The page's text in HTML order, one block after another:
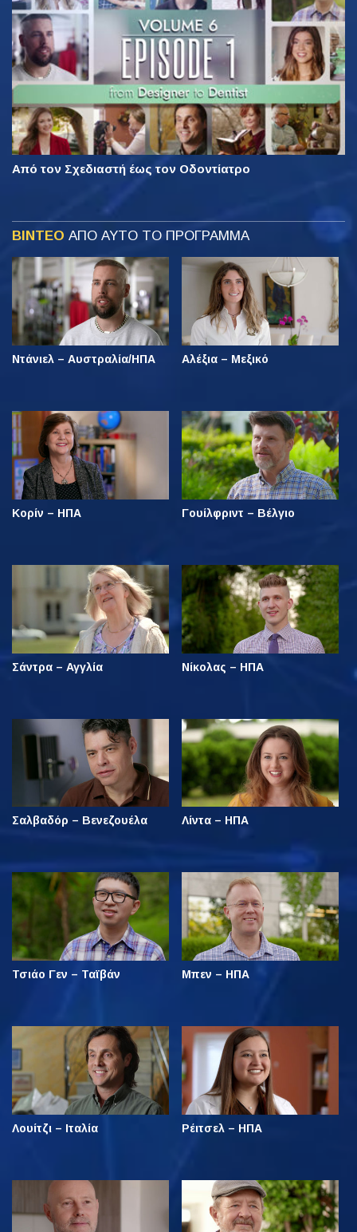
Από τον Σχεδιαστή έως τον Οδοντίατρο
ΒΙΝΤΕΟ ΑΠΟ ΑΥΤΟ ΤΟ ΠΡΟΓΡΑΜΜΑ
Ντάνιελ – Αυστραλία/ΗΠΑ Αλέξια – Μεξικό
Κορίν – ΗΠΑ Γουίλφριντ – Βέλγιο
Σάντρα – Αγγλία Νίκολας – ΗΠΑ
Σαλβαδόρ – Βενεζουέλα Λίντα – ΗΠΑ
Τσιάο Γεν – Ταϊβάν Μπεν – ΗΠΑ
Λουίτζι – Ιταλία Ρέιτσελ – ΗΠΑ